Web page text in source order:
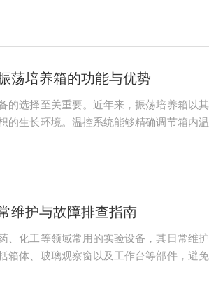
功率，使箱内温度始终...
荡培养箱的功能与优势
的选择至关重要。近年来，振荡培养箱以
的生长环境。温控系统能够精确调节箱内
具有诸多优势。首先，...
维护与故障排查指南
、化工等领域常用的实验设备，其日常维
箱体、玻璃观察窗以及工作台等部件，避
冷系统或加热系统是否...